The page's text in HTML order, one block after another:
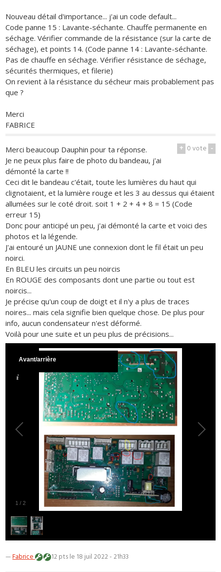
Nouveau détail d'importance... j'ai un code default...
Code panne 15 : Lavante-séchante. Chauffe permanente en
séchage. Vérifier commande de la résistance (sur la carte de
séchage), et points 14. (Code panne 14 : Lavante-séchante.
Pas de chauffe en séchage. Vérifier résistance de séchage,
sécurités thermiques, et filerie)
On revient à la résistance du sécheur mais probablement pas
que ?
Merci
FABRICE
+ 0vote -
Merci beaucoup Dauphin pour ta réponse.
Je ne peux plus faire de photo du bandeau, j'ai
démonté la carte !!
Ceci dit le bandeau c'était, toute les lumières du haut qui
clignotaient, et la lumière rouge et les 3 au dessus qui étaient
allumées sur le coté droit. soit 1 + 2 + 4 + 8 = 15 (Code
erreur 15)
Donc pour anticipé un peu, j'ai démonté la carte et voici des
photos et la légende.
J'ai entouré un JAUNE une connexion dont le fil était un peu
noirci.
En BLEU les circuits un peu noircis
En ROUGE des composants dont une partie ou tout est
noircis...
Je précise qu'un coup de doigt et il n'y a plus de traces
noires... mais cela signifie bien quelque chose. De plus pour
info, aucun condensateur n'est déformé.
Voilà pour une suite et un peu plus de précisions...
1 /2
Avant/arrière
—Fabrice 12 ptsle 18 juil 2022 - 21h33